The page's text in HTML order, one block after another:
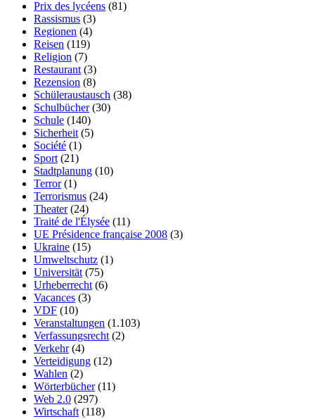
Prix des lycéens (81)
Rassismus (3)
Regionen (4)
Reisen (119)
Religion (7)
Restaurant (3)
Rezension (8)
Schüleraustausch (38)
Schulbücher(30)
Schule (140)
Sicherheit (5)
Société (1)
Sport (21)
Stadtplanung (10)
Terror(1)
Terrorismus (24)
Theater(24)
Traité de l'Élysée (11)
UE Présidence française 2008 (3)
Ukraine (15)
Umweltschutz (1)
Universität (75)
Urheberrecht (6)
Vacances (3)
VDF (10)
Veranstaltungen (1.103)
Verfassungsrecht (2)
Verkehr(4)
Verteidigung (12)
Wahlen (2)
Wörterbücher(11)
Web 2.0 (297)
Wirtschaft (118)